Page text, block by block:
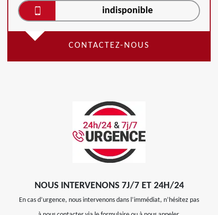
indisponible
CONTACTEZ-NOUS
NOUS INTERVENONS 7J/7 ET 24H/24
En cas d’urgence, nous intervenons dans l’immédiat, n’hésitez pas